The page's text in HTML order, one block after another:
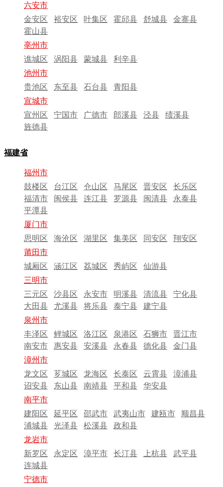
六安市
金安区
裕安区 叶集区 霍邱县 舒城县
金寨县
霍山县
亳州市
谯城区
涡阳县 蒙城县
利辛县
池州市
贵池区
东至县 石台县
青阳县
宣城市
宣州区
宁国市 广德市 郎溪县 泾县
绩溪县
旌德县
福建省
福州市
鼓楼区
台江区 仓山区 马尾区 晋安区
长乐区
福清市
闽侯县 连江县 罗源县 闽清县
永泰县
平潭县
厦门市
思明区
海沧区 湖里区 集美区 同安区
翔安区
莆田市
城厢区
涵江区 荔城区 秀屿区
仙游县
三明市
三元区
沙县区 永安市 明溪县 清流县
宁化县
大田县
尤溪县 将乐县 泰宁县
建宁县
泉州市
丰泽区
鲤城区 洛江区 泉港区 石狮市
晋江市
南安市
惠安县 安溪县 永春县 德化县
金门县
漳州市
龙文区
芗城区 龙海区 长泰区 云霄县
漳浦县
诏安县
东山县 南靖县 平和县
华安县
南平市
建阳区
延平区 邵武市 武夷山市 建瓯市
顺昌县
浦城县
光泽县 松溪县
政和县
龙岩市
新罗区
永定区 漳平市 长汀县 上杭县
武平县
连城县
宁德市